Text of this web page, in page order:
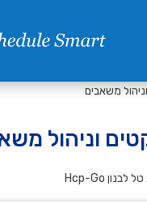
משאבים
וניהול
טל לבנון Hcp-Go